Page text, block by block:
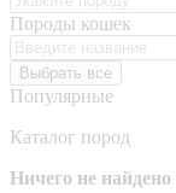
Породы кошек
Выбрать все
Популярные
Каталог пород
Ничего не найдено